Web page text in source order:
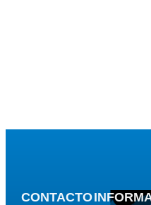
CONTACTO